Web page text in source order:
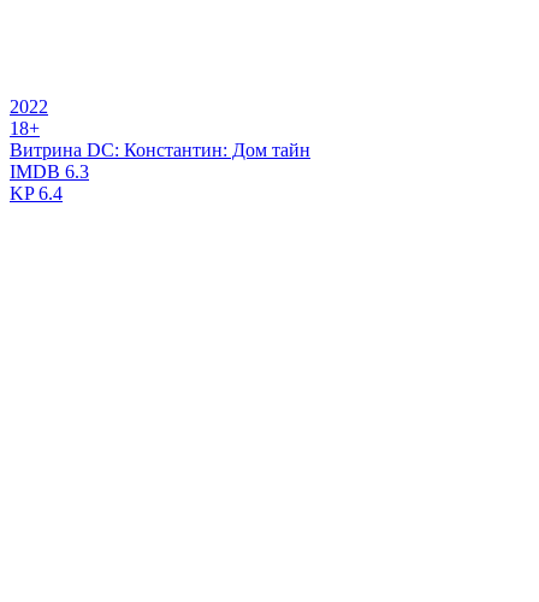
2022
18+
Витрина DC: Константин: Дом тайн
IMDB 6.3
KP6.4